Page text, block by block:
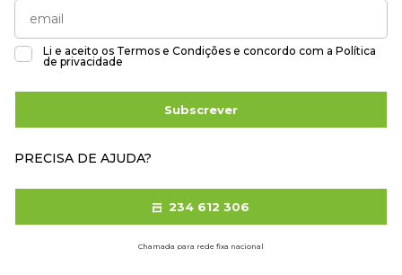
Li e aceito os Termos e Condições e concordo com a Política
de privacidade
Subscrever
PRECISA DE AJUDA?
234 612 306
Chamada para rede fixa nacional